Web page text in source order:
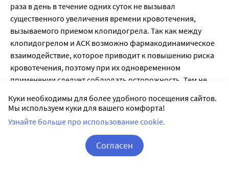
раза в день в течение одних суток не вызывал
существенного увеличения времени кровотечения,
вызываемого приемом клопидогрела. Так как между
клопидогрелом и АСК возможно фармакодинамическое
взаимодействие, которое приводит к повышению риска
кровотечения, поэтому при их одновременном
применении следует соблюдать осторожность. Тем не
комбинированную терапию клопидогрелом и АСК (75-
325 мг один раз в сутки) до одного года.
По данным клинического исследования, проведенного с
участием здоровых лиц, при приеме клопидогрела не
Куки необходимы для более удобного посещения сайтов.
Мы используем куки для вашего комфорта!
Узнайте больше про использование cookie.
Согласен